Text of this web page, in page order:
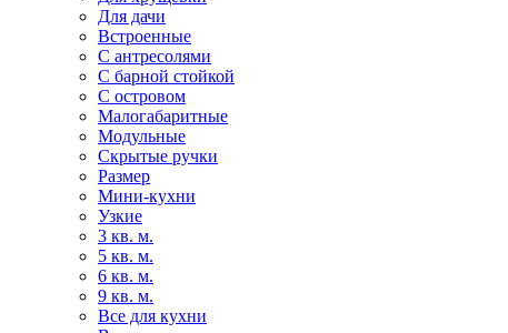
Для дачи
Встроенные
С антресолями
С барной стойкой
С островом
Малогабаритные
Модульные
Скрытые ручки
Размер
Мини-кухни
Узкие
3 кв. м.
5 кв. м.
6 кв. м.
9 кв. м.
Все для кухни